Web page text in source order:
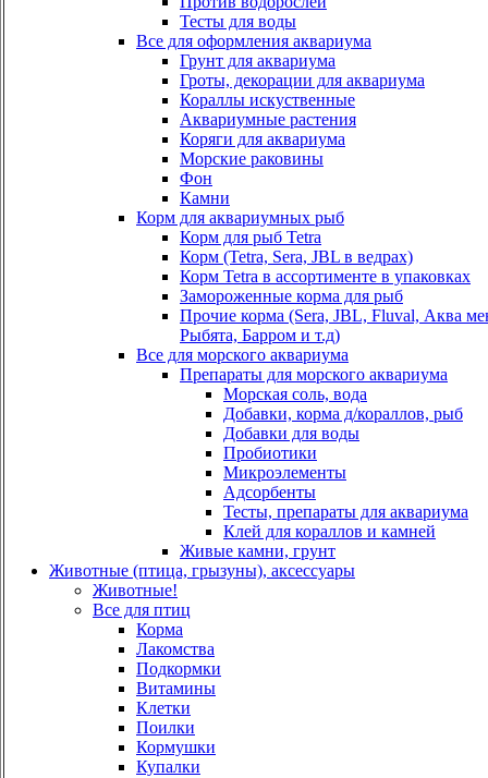
Тесты для воды
Все для оформления аквариума
Грунт для аквариума
Гроты, декорации для аквариума
Кораллы искуственные
Аквариумные растения
Коряги для аквариума
Морские раковины
Фон
Камни
Корм для аквариумных рыб
Корм для рыб Tetra
Корм (Tetra, Sera, JBL в ведрах)
Корм Tetra в ассортименте в упаковках
Замороженные корма для рыб
Прочие корма (Sera, JBL, Fluval, Аква
Рыбята, Барром и т.д)
Все для морского аквариума
Препараты для морского аквариума
Морская соль, вода
Добавки, корма д/кораллов, рыб
Добавки для воды
Пробиотики
Микроэлементы
Адсорбенты
Тесты, препараты для аквариума
Клей для кораллов и камней
Живые камни, грунт
Животные (птица, грызуны), аксессуары
Животные!
Все для птиц
Корма
Лакомства
Подкормки
Витамины
Клетки
Поилки
Кормушки
Купалки